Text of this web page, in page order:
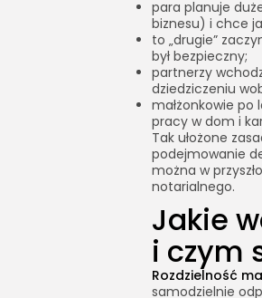
para planuje
biznesu) i chce
to „drugie”
był bezpieczny;
partnerzy
dziedziczeniu
małżonkowie po
pracy w dom i
Tak ułożone
podejmowanie
można w
notarialnego.
Jakie
i czym
Rozdzielność
samodzielnie